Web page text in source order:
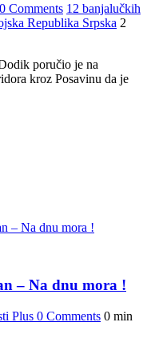
0 Comments 12 banjalučkih
Republika Srpska 2
poručio je na
kroz Posavinu da je
– Na dnu mora !
Plus 0 Comments 0 min